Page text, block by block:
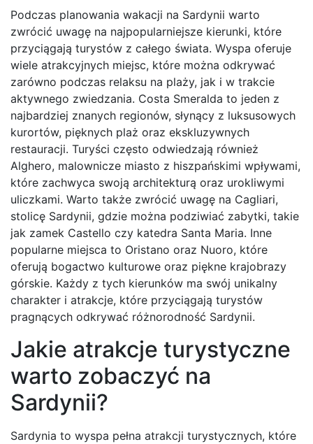
Podczas planowania wakacji na Sardynii warto
zwrócić uwagę na najpopularniejsze kierunki, które
przyciągają turystów z całego świata. Wyspa oferuje
wiele atrakcyjnych miejsc, które można odkrywać
zarówno podczas relaksu na plaży, jak i w trakcie
aktywnego zwiedzania. Costa Smeralda to jeden z
najbardziej znanych regionów, słynący z luksusowych
kurortów, pięknych plaż oraz ekskluzywnych
restauracji. Turyści często odwiedzają również
Alghero, malownicze miasto z hiszpańskimi wpływami,
które zachwyca swoją architekturą oraz urokliwymi
uliczkami. Warto także zwrócić uwagę na Cagliari,
stolicę Sardynii, gdzie można podziwiać zabytki, takie
jak zamek Castello czy katedra Santa Maria. Inne
popularne miejsca to Oristano oraz Nuoro, które
oferują bogactwo kulturowe oraz piękne krajobrazy
górskie. Każdy z tych kierunków ma swój unikalny
charakter i atrakcje, które przyciągają turystów
pragnących odkrywać różnorodność Sardynii.
Jakie atrakcje turystyczne
warto zobaczyć na
Sardynii?
Sardynia to wyspa pełna atrakcji turystycznych, które